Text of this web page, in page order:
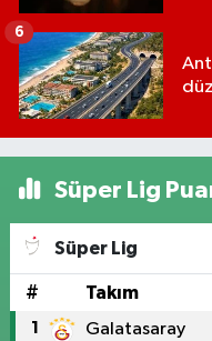
6
Süper Lig
Süper Lig
# Takım
1 Galatasaray